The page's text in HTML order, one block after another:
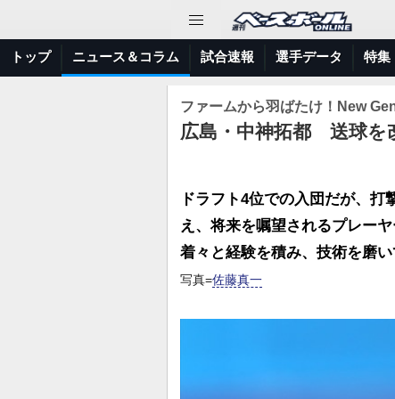
トップ ニュース＆コラム 試合速報 選手データ 特集
ファームから羽ばたけ！New
広島・中神拓都 送球を
ドラフト4位での入団だが、
え、将来を嘱望されるプレー
着々と経験を積み、技術を磨い
写真=佐藤真一